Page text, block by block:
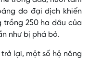
do đại dịch khiến
250 ha dâu của
như bị phá bỏ.
lại, một số hộ nông